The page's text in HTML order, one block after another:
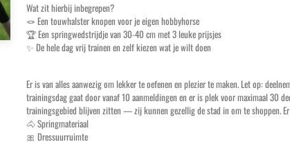
Wat zit hierbij inbegrepen?
🪢 Een touwhalster knopen voor je eigen hobbyhorse
🏆 Een springwedstrijdje van 30-40 cm met 3 leuke prijsjes
✨ De hele dag vrij trainen en zelf kiezen wat je wilt doen
Er is van alles aanwezig om lekker te oefenen en plezier te maken. Let op:
trainingsdag gaat door vanaf 10 aanmeldingen en er is plek voor maximaal 30
trainingsgebied blijven zitten — zij kunnen gezellig de stad in om te shoppen.
🐴 Springmateriaal
🎀 Dressuurruimte